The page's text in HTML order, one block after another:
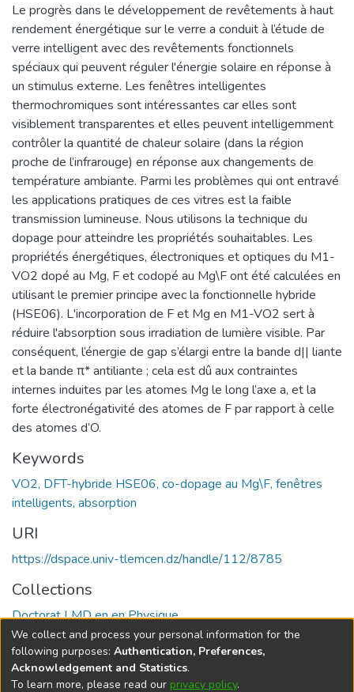
Le progrès dans le développement de revêtements à haut
rendement énergétique sur le verre a conduit à l’étude de
verre intelligent avec des revêtements fonctionnels
spéciaux qui peuvent réguler l'énergie solaire en réponse à
un stimulus externe. Les fenêtres intelligentes
thermochromiques sont intéressantes car elles sont
visiblement transparentes et elles peuvent intelligemment
contrôler la quantité de chaleur solaire (dans la région
proche de l’infrarouge) en réponse aux changements de
température ambiante. Parmi les problèmes qui ont entravé
les applications pratiques de ces vitres est la faible
transmission lumineuse. Nous utilisons la technique du
dopage pour atteindre les propriétés souhaitables. Les
propriétés énergétiques, électroniques et optiques du M1-
VO2 dopé au Mg, F et codopé au Mg\F ont été calculées en
utilisant le premier principe avec la fonctionnelle hybride
(HSE06). L'incorporation de F et Mg en M1-VO2 sert à
réduire l'absorption sous irradiation de lumière visible. Par
conséquent, l’énergie de gap s’élargi entre la bande d|| liante
et la bande π* antiliante ; cela est dû aux contraintes
internes induites par les atomes Mg le long l’axe a, et la
forte électronégativité des atomes de F par rapport à celle
des atomes d’O.
Keywords
VO2, DFT-hybride HSE06, co-dopage au Mg\F, fenêtres
intelligents, absorption
URI
https://dspace.univ-tlemcen.dz/handle/112/8785
Collections
Doctorat LMD en en Physique
Full item page
We collect and process your personal information for the
following purposes: Authentication, Preferences,
Acknowledgement and Statistics.
To learn more, please read our privacy policy.